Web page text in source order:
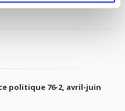
politique 76-2, avril-juin